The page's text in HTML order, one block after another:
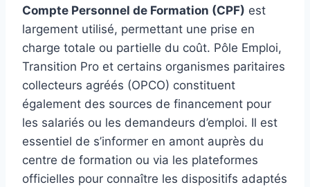
Compte Personnel de Formation (CPF) est
largement utilisé, permettant une prise en
charge totale ou partielle du coût. Pôle Emploi,
Transition Pro et certains organismes paritaires
collecteurs agréés (OPCO) constituent
également des sources de financement pour
les salariés ou les demandeurs d’emploi. Il est
essentiel de s’informer en amont auprès du
centre de formation ou via les plateformes
officielles pour connaître les dispositifs adaptés